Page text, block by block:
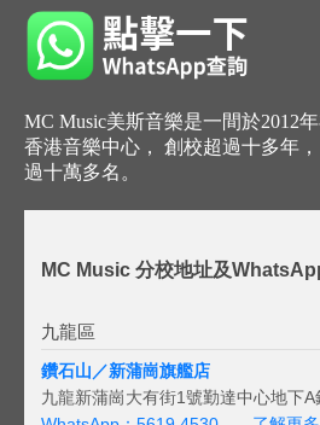
MC Music美斯音樂是一間於2012
香港音樂中心， 創校超過十多年
過十萬多名。
MC Music 分校地址及
九龍區
鑽石山／新蒲崗旗艦店
九龍新蒲崗大有街1號勤達中心地下A